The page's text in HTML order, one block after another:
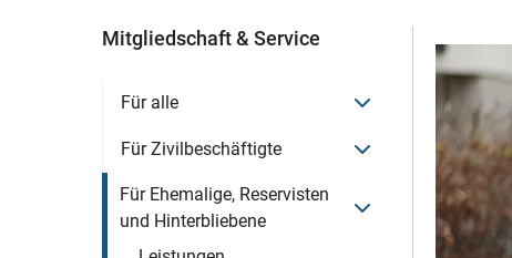
Mitgliedschaft & Service
Für alle Menü öffnen
Für Zivilbeschäftigte Menü öffnen
Für Ehemalige, Reservisten
und Hinterbliebene
Menü öffnen